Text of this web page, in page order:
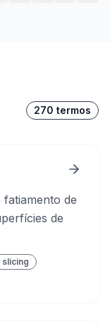
270 termos
fatiamento de
de